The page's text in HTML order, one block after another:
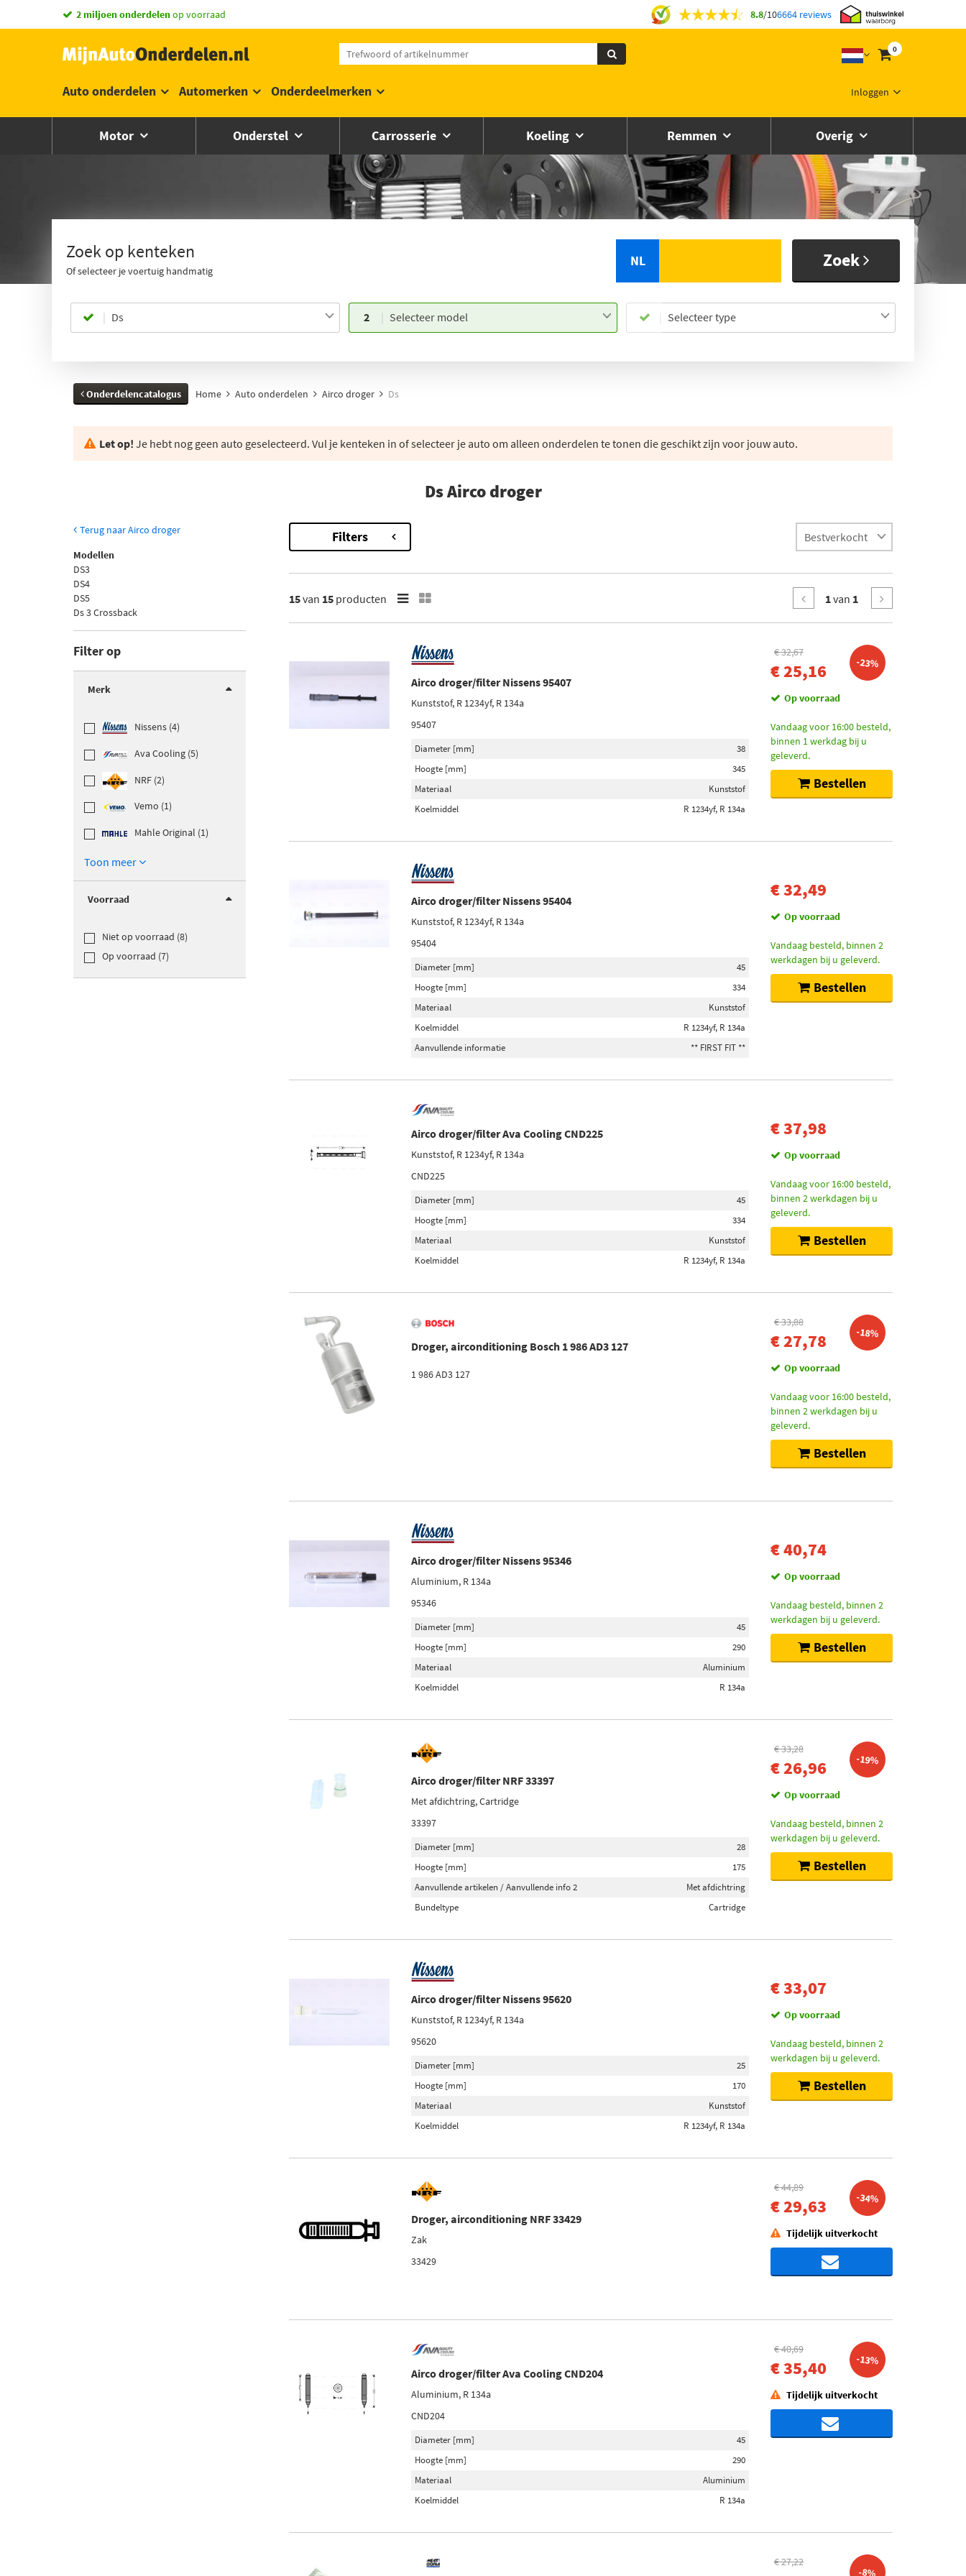
vandaag besteld,morgen in huis *
2 miljoen onderdelenop voorraad 8.8/106664 reviews
0
Inloggen
Auto onderdelen Automerken Onderdeelmerken
Motor Onderstel Carrosserie Koeling Remmen Overig
Zoek op kenteken
Of selecteer je voertuig handmatig
NL Zoek
Ds 2 Selecteer model Selecteer type
Onderdelencatalogus Home Auto onderdelen Airco droger Ds
Let op! Je hebt nog geen auto geselecteerd. Vul je kenteken in of selecteer je auto om alleen onderdelen te tonen die geschikt zijn voor jouw auto.
Ds Airco droger
Terug naar Airco droger
Modellen
DS3
DS4
DS5
Ds 3 Crossback
Filter op
Merk
Nissens (4)
Ava Cooling (5)
NRF (2)
Vemo (1)
Mahle Original (1)
Toon meer
Voorraad
Niet op voorraad (8)
Op voorraad (7)
Filters
15van 15 producten 1van 1
Airco droger/filter Nissens 95407
Kunststof, R 1234yf, R 134a
95407
Diameter [mm]
38
Hoogte [mm]
345
Materiaal
Kunststof
Koelmiddel
R 1234yf, R 134a
€ 32,67
€ 25,16 -23%
Op voorraad
Vandaag voor 16:00 besteld,
binnen 1 werkdag bij u
geleverd.
Bestellen
Airco droger/filter Nissens 95404
Kunststof, R 1234yf, R 134a
95404
Diameter [mm]
45
Hoogte [mm]
334
Materiaal
Kunststof
Koelmiddel
R 1234yf, R 134a
Aanvullende informatie
** FIRST FIT **
€ 32,49
Op voorraad
Vandaag besteld, binnen 2
werkdagen bij u geleverd.
Bestellen
Airco droger/filter Ava Cooling CND225
Kunststof, R 1234yf, R 134a
CND225
Diameter [mm]
45
Hoogte [mm]
334
Materiaal
Kunststof
Koelmiddel
R 1234yf, R 134a
€ 37,98
Op voorraad
Vandaag voor 16:00 besteld,
binnen 2 werkdagen bij u
geleverd.
Bestellen
Droger, airconditioning Bosch 1 986 AD3 127
1 986 AD3 127
€ 33,88
€ 27,78 -18%
Op voorraad
Vandaag voor 16:00 besteld,
binnen 2 werkdagen bij u
geleverd.
Bestellen
Airco droger/filter Nissens 95346
Aluminium, R 134a
95346
Diameter [mm]
45
Hoogte [mm]
290
Materiaal
Aluminium
Koelmiddel
R 134a
€ 40,74
Op voorraad
Vandaag besteld, binnen 2
werkdagen bij u geleverd.
Bestellen
Airco droger/filter NRF 33397
Met afdichtring, Cartridge
33397
Diameter [mm]
28
Hoogte [mm]
175
Aanvullende artikelen / Aanvullende info 2
Met afdichtring
Bundeltype
Cartridge
€ 33,28
€ 26,96 -19%
Op voorraad
Vandaag besteld, binnen 2
werkdagen bij u geleverd.
Bestellen
Airco droger/filter Nissens 95620
Kunststof, R 1234yf, R 134a
95620
Diameter [mm]
25
Hoogte [mm]
170
Materiaal
Kunststof
Koelmiddel
R 1234yf, R 134a
€ 33,07
Op voorraad
Vandaag besteld, binnen 2
werkdagen bij u geleverd.
Bestellen
Droger, airconditioning NRF 33429
Zak
33429
€ 44,89
€ 29,63 -34%
Tijdelijk uitverkocht
Airco droger/filter Ava Cooling CND204
Aluminium, R 134a
CND204
Diameter [mm]
45
Hoogte [mm]
290
Materiaal
Aluminium
Koelmiddel
R 134a
€ 40,69
€ 35,40 -13%
Tijdelijk uitverkocht
€ 27,22
-8%